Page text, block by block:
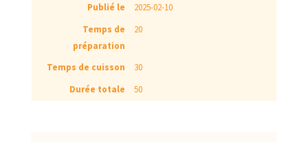
Publié le
2025-02-10
Temps de
préparation
20
Temps de cuisson
30
Durée totale
50